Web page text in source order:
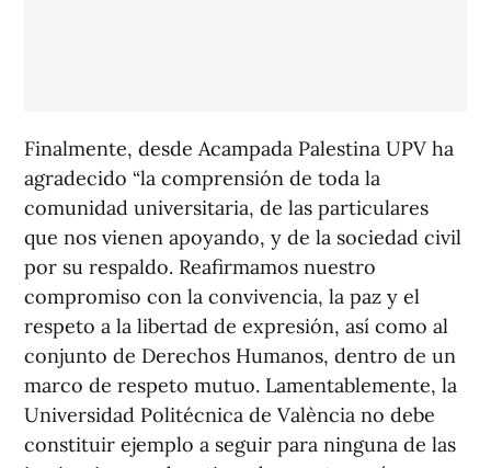
Finalmente, desde Acampada Palestina UPV ha
agradecido “la comprensión de toda la
comunidad universitaria, de las particulares
que nos vienen apoyando, y de la sociedad civil
por su respaldo. Reafirmamos nuestro
compromiso con la convivencia, la paz y el
respeto a la libertad de expresión, así como al
conjunto de Derechos Humanos, dentro de un
marco de respeto mutuo. Lamentablemente, la
Universidad Politécnica de València no debe
constituir ejemplo a seguir para ninguna de las